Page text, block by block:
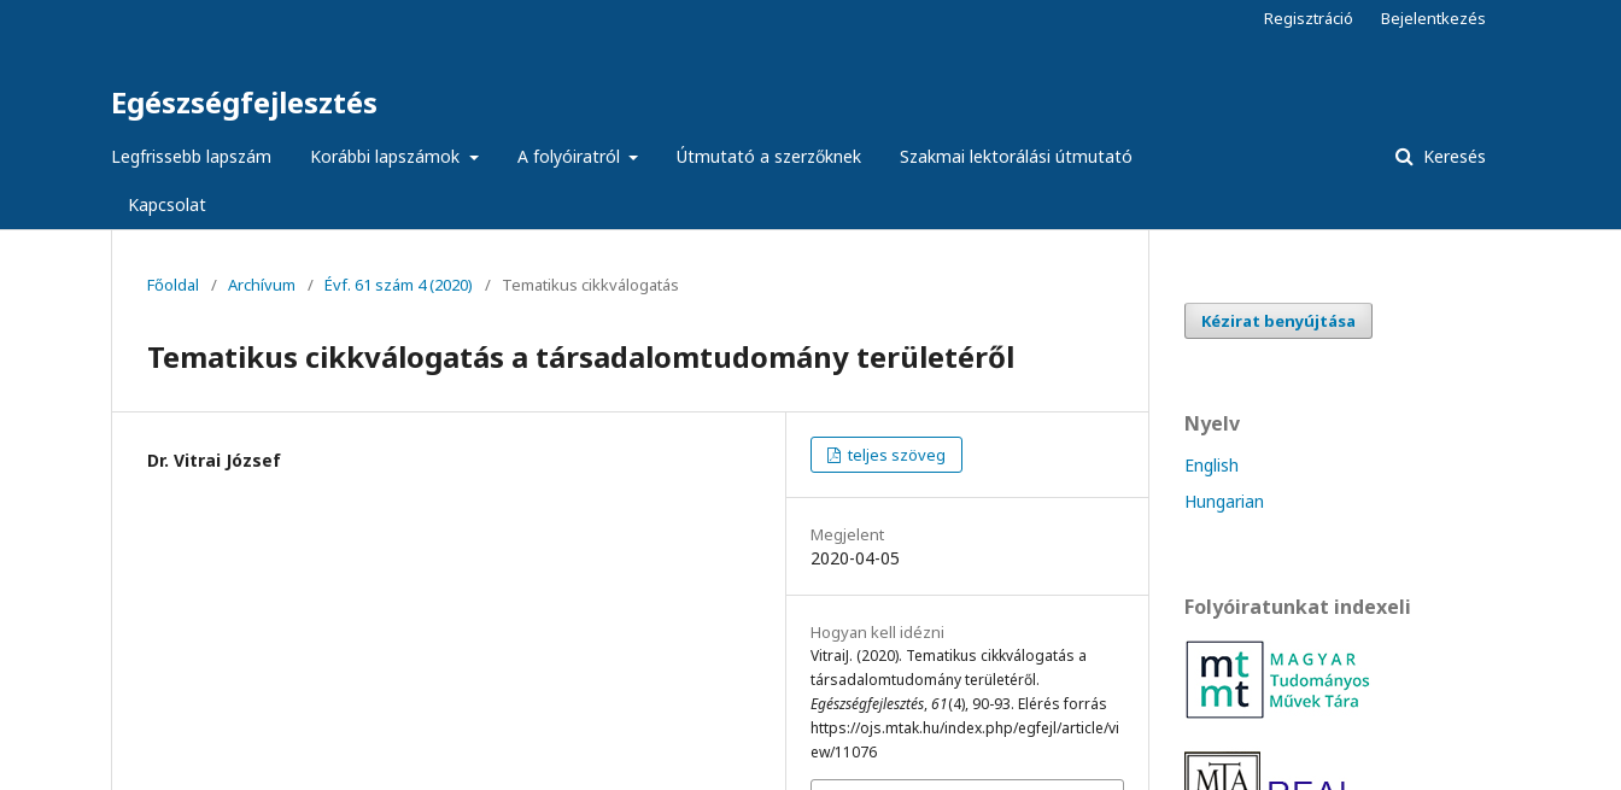
Egészségfejlesztés
Legfrissebb lapszám Korábbi lapszámok A folyóiratról Útmutató a szerzőknek Szakmai lektorálási útmutató
Kapcsolat
Keresés
Regisztráció Bejelentkezés
Főoldal / Archívum / Évf. 61 szám 4 (2020) / Tematikus cikkválogatás
Tematikus cikkválogatás a társadalomtudomány területéről
Dr. Vitrai József teljes szöveg
Megjelent
2020-04-05
Hogyan kell idézni
VitraiJ. (2020). Tematikus cikkválogatás a
társadalomtudomány területéről.
Egészségfejlesztés,61(4), 90-93. Elérés forrás
https://ojs.mtak.hu/index.php/egfejl/article/vi
ew/11076
Kézirat benyújtása
Nyelv
English
Hungarian
Folyóiratunkat indexeli